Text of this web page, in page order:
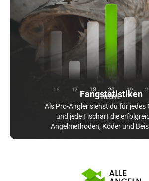
Fangstatistiken
Als Pro-Angler siehst du für jedes
und jede Fischart die
Angelmethoden, Köder und